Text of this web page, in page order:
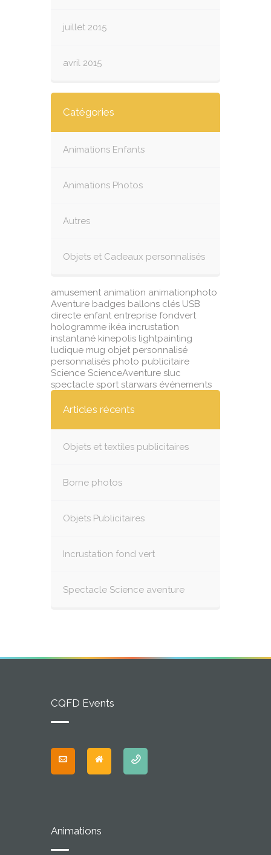
juillet 2015
avril 2015
Catégories
Animations Enfants
Animations Photos
Autres
Objets et Cadeaux personnalisés
amusement animation animationphoto
Aventure badges ballons clés USB
directe enfant entreprise fondvert
hologramme ikéa incrustation
instantané kinepolis lightpainting
ludique mug objet personnalisé
personnalisés photo publicitaire
Science ScienceAventure sluc
spectacle sport starwars événements
Articles récents
Objets et textiles publicitaires
Borne photos
Objets Publicitaires
Incrustation fond vert
Spectacle Science aventure
CQFD Events
Animations